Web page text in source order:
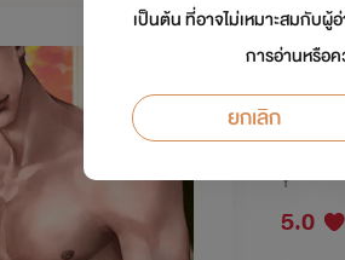
หม
นักเขีย
Y
5.0
เป็นต้น ที่อาจไม่เหมาะสมกับ
การอ่านหรือ
ยกเลิก